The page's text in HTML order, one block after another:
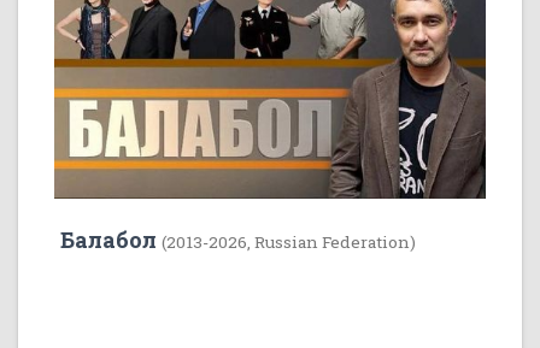
Балабол (2013-2026, Russian Federation)